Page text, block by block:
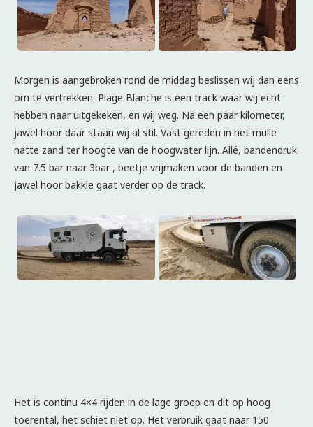
Morgen is aangebroken rond de middag beslissen wij dan eens
om te vertrekken. Plage Blanche is een track waar wij echt
hebben naar uitgekeken, en wij weg. Na een paar kilometer,
jawel hoor daar staan wij al stil. Vast gereden in het mulle
natte zand ter hoogte van de hoogwater lijn. Allé, bandendruk
van 7.5 bar naar 3bar , beetje vrijmaken voor de banden en
jawel hoor bakkie gaat verder op de track.
Het is continu 4×4 rijden in de lage groep en dit op hoog
toerental, het schiet niet op. Het verbruik gaat naar 150